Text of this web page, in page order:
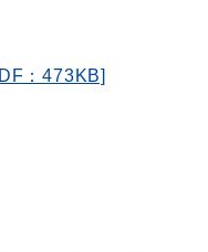
：473KB]